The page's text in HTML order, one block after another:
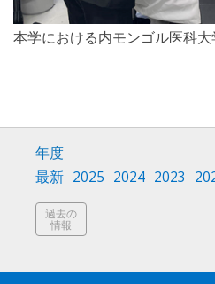
本学における内モンゴル医科
年度
最新 2025 2024 2023
過去の
情報